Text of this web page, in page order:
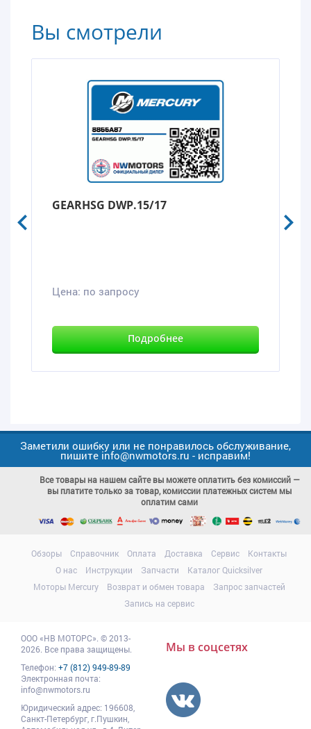
Вы смотрели
GEARHSG DWP.15/17
Цена: по запросу
Подробнее
Заметили ошибку или не понравилось обслуживание,
пишите info@nwmotors.ru - исправим!
Все товары на нашем сайте вы можете оплатить без комиссий —
вы платите только за товар, комиссии платежных систем мы
оплатим сами
Обзоры Справочник Оплата Доставка Сервис
Контакты
О нас
Инструкции Запчасти
Каталог Quicksilver
Моторы Mercury
Возврат и обмен товара
Запрос запчастей
Запись на сервис
ООО«НВ МОТОРС» © 2013-
2026. Все права защищены.
Телефон: +7 (812) 949-89-89
Электронная почта:
info@nwmotors.ru
Юридический адрес: 196608
Санкт-Петербург, г.Пушкин
Мы в соцсетях